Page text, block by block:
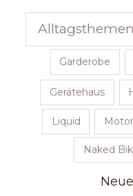
Alltagsthemen
Garderobe
Gerätehaus
Liquid
Naked